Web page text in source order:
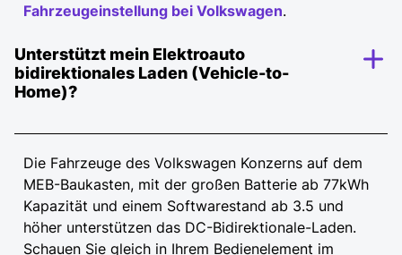
Fahrzeugeinstellung bei Volkswagen.
Unterstützt mein Elektroauto
bidirektionales Laden (Vehicle-to-
Home)?
Die Fahrzeuge des Volkswagen Konzerns auf dem
MEB-Baukasten, mit der großen Batterie ab 77kWh
Kapazität und einem Softwarestand ab 3.5 und
höher unterstützen das DC-Bidirektionale-Laden.
Schauen Sie gleich in Ihrem Bedienelement im